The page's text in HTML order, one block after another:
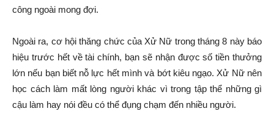
công ngoài mong đợi.
Ngoài ra, cơ hội thăng chức của Xử Nữ trong tháng 8 này báo
hiệu trước hết về tài chính, bạn sẽ nhận được số tiền thưởng
lớn nếu bạn biết nỗ lực hết mình và bớt kiêu ngạo. Xử Nữ nên
học cách làm mất lòng người khác vì trong tập thể những gì
cậu làm hay nói đều có thể đụng chạm đến nhiều người.